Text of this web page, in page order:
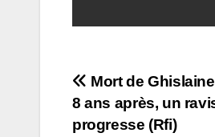
Navigation
de
Mort de
8 ans après, un
progresse (Rfi)